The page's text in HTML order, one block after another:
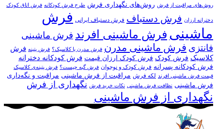
روش‌های مراقبت از فرش روش‌های نگهداری فرش طرح فرش کودکانه فرش اتاق کودک
دخترانه ارزان فرش دستباف فرش دستباف ایرانی فرش
ماشینی فرش ماشینی افرند فرش ماشینی
فانتزی فرش ماشینی مدرن فرش مدرن یا کلاسیک؟ فرش پتینه فرش
کلاسیک فرش کودک فرش کودک ارزان قیمت فرش کودکانه دخترانه
فرش کودکانه پسرانه فرش کودک و نوجوان فرش گبه چیست؟ فرش‌ پتینه‌ی کلاسیک
قیمت فرش ماشینی افرند
لکه فرش مراقبت از فرش ماشینی مراقبت و نگه‌داری
فرش ماشینی نظافت فرش ماشینی نکات خرید فرش نگهداری از فرش
نگهداری از فرش ماشینی